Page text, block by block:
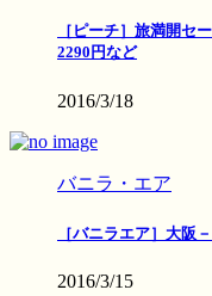
［ピーチ］旅満開セ
2290円など
2016/3/18
バニラ・エア
［バニラエア］大阪
2016/3/15